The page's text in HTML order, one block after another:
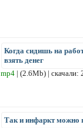
Когда сидишь на
взять денег
mp4 | (2.6Mb) | скачали:
Так и инфаркт можно